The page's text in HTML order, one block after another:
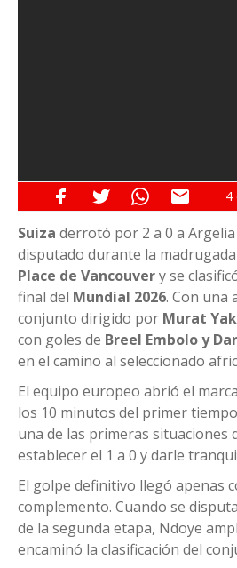
4
Suiza derrotó por 2 a 0 a
disputado durante la
Place de Vancouvery se
final del Mundial 2026. Con una
conjunto dirigido por Murat
con goles de Breel Embolo y
en el camino al seleccionado
El equipo europeo abrió el
los 10 minutos del primer
una de las primeras situaciones
establecer el 1 a 0 y darle
El golpe definitivo llegó apenas
complemento. Cuando se
de la segunda etapa, Ndoye
encaminó la clasificación del